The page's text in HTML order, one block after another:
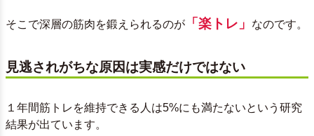
そこで深層の筋肉を鍛えられるのが 「楽トレ」 なのです。
見逃されがちな原因は実感だけではない
１年間筋トレを維持できる人は5%にも満たないという研究
結果が出ています。